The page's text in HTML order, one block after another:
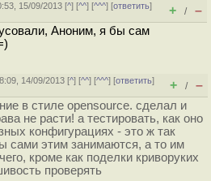
15/09/2013 [^] [^^] [^^^] [ответить]
+ / –
Аноним, я бы сам
14/09/2013 [^] [^^] [^^^] [ответить]
+ / –
в стиле opensource. сделал и
не расти! а тестировать, как оно
конфигурациях - это ж так
сами этим занимаются, а то им
кроме как поделки криворуких
проверять